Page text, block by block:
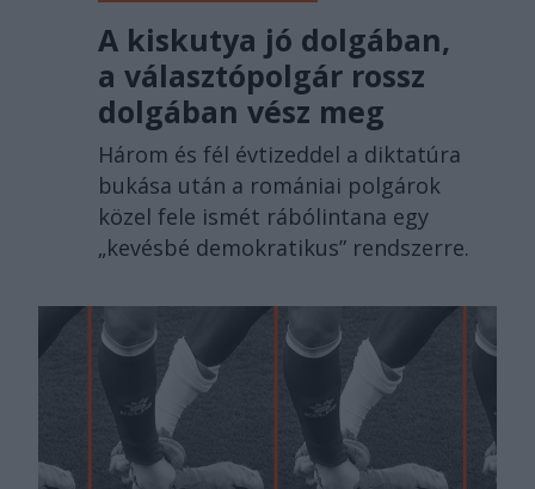
A kiskutya jó dolgában,
a választópolgár rossz
dolgában vész meg
Három és fél évtizeddel a diktatúra
bukása után a romániai polgárok
közel fele ismét rábólintana egy
„kevésbé demokratikus” rendszerre.